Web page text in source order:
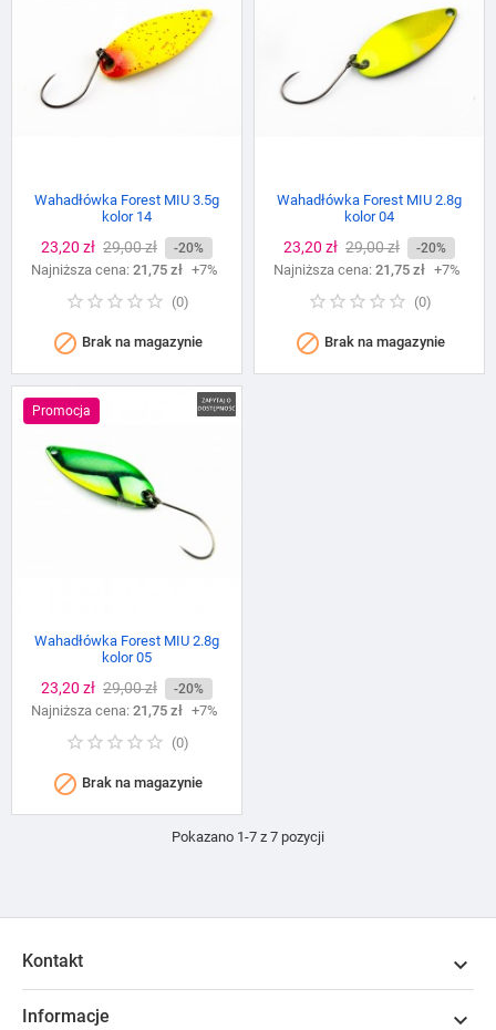
Wahadłówka Forest MIU 3.5g
kolor 14
Cena
23,20 zł Cena
podstawowa
29,00 zł -20%
Najniższa cena: 21,75 zł +7%
(0)
 Brak na magazynie
Wahadłówka Forest MIU 2.8g
kolor 04
Cena
23,20 zł Cena
podstawowa
29,00 zł -20%
Najniższa cena: 21,75 zł +7%
(0)
 Brak na magazynie
Promocja
Wahadłówka Forest MIU 2.8g
kolor 05
Cena
23,20 zł Cena
podstawowa
29,00 zł -20%
Najniższa cena: 21,75 zł +7%
(0)
 Brak na magazynie
Pokazano 1-7 z 7 pozycji
Kontakt 
Informacje 